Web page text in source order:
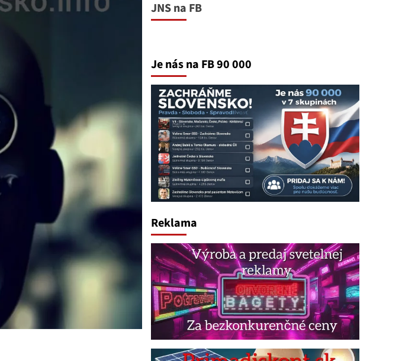
JNS na FB
Je nás na FB 90 000
Reklama